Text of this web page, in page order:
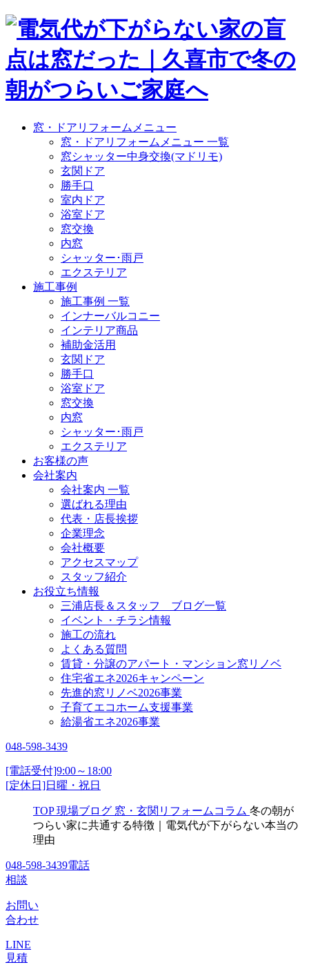
窓・ドアリフォームメニュー
窓・ドアリフォームメニュー 一覧
窓シャッター中身交換(マドリモ)
玄関ドア
勝手口
室内ドア
浴室ドア
窓交換
内窓
シャッター･雨戸
エクステリア
施工事例
施工事例 一覧
インナーバルコニー
インテリア商品
補助金活用
玄関ドア
勝手口
浴室ドア
窓交換
内窓
シャッター･雨戸
エクステリア
お客様の声
会社案内
会社案内 一覧
選ばれる理由
代表・店長挨拶
企業理念
会社概要
アクセスマップ
スタッフ紹介
お役立ち情報
三浦店長＆スタッフ ブログ一覧
イベント・チラシ情報
施工の流れ
よくある質問
賃貸・分譲のアパート・マンション窓リノベ
住宅省エネ2026キャンペーン
先進的窓リノベ2026事業
子育てエコホーム支援事業
給湯省エネ2026事業
048-598-3439
[電話受付]9:00～18:00
[定休日]日曜・祝日
TOP 現場ブログ 窓・玄関リフォームコラム 冬の朝が
つらい家に共通する特徴｜電気代が下がらない本当の
理由
048-598-3439電話
相談
お問い
合わせ
LINE
見積